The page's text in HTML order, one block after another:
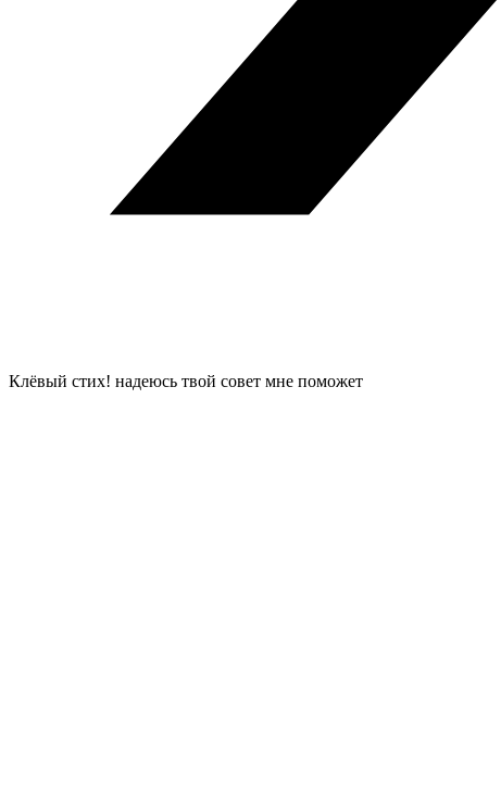
Клёвый стих! надеюсь твой совет мне поможет